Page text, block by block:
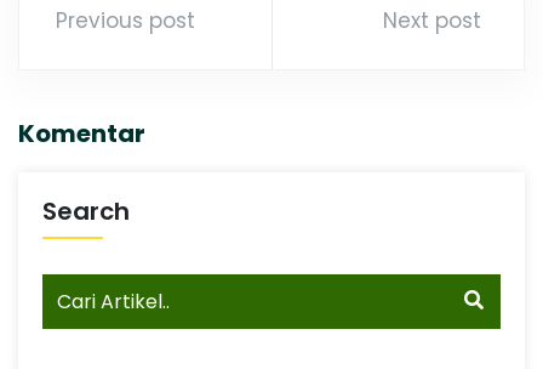
Previous post Next post
Komentar
Search